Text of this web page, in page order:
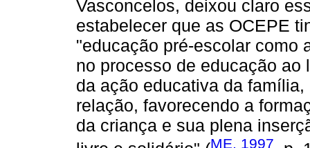
Vasconcelos, deixou claro
estabelecer que as OCEPE
"educação pré-escolar como
no processo de educação
da ação educativa da
relação, favorecendo a
da criança e sua plena
ME, 1997